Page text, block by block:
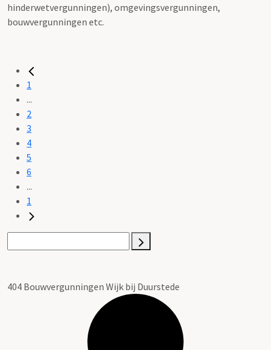
hinderwetvergunningen), omgevingsvergunningen,
bouwvergunningen etc.
1
...
2
3
4
5
6
...
1
404 Bouwvergunningen Wijk bij Duurstede